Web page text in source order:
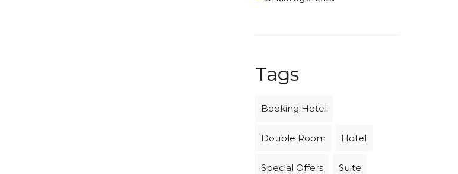
Tags
Booking Hotel
Double Room Hotel
Special Offers Suite